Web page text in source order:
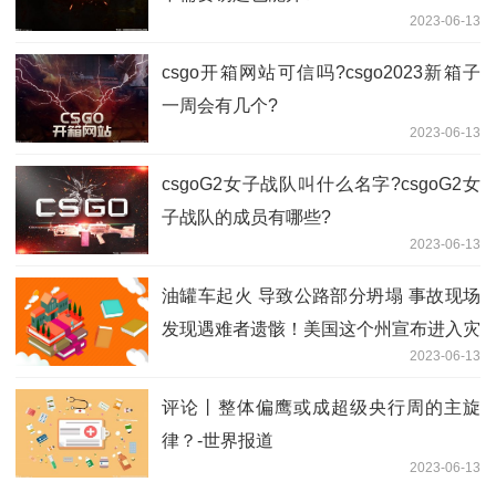
2023-06-13
csgo开箱网站可信吗?csgo2023新箱子
一周会有几个?
2023-06-13
csgoG2女子战队叫什么名字?csgoG2女
子战队的成员有哪些?
2023-06-13
油罐车起火 导致公路部分坍塌 事故现场
发现遇难者遗骸！美国这个州宣布进入灾
2023-06-13
评论丨整体偏鹰或成超级央行周的主旋
律？-世界报道
2023-06-13